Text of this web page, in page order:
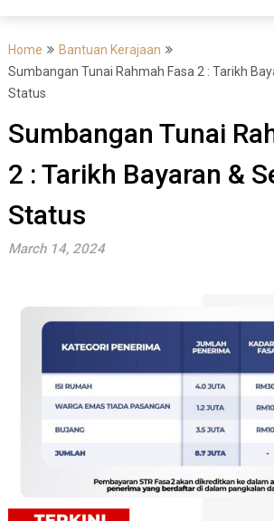
Home
Bantuan Kerajaan
Sumbangan Tunai Rahmah Fasa 2 : Tarikh
Status
Sumbangan Tunai
2 : Tarikh Bayaran &
Status
March 14, 2024